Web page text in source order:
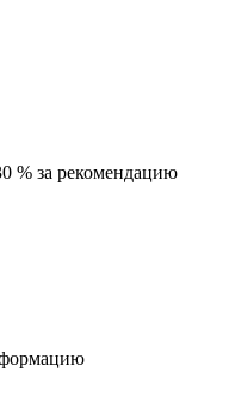
% за рекомендацию